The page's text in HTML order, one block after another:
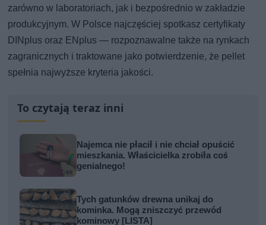
zarówno w laboratoriach, jak i bezpośrednio w zakładzie
produkcyjnym. W Polsce najczęściej spotkasz certyfikaty
DINplus oraz ENplus — rozpoznawalne także na rynkach
zagranicznych i traktowane jako potwierdzenie, że pellet
spełnia najwyższe kryteria jakości.
To czytają teraz inni
Najemca nie płacił i nie chciał opuścić
mieszkania. Właścicielka zrobiła coś
genialnego!
Tych gatunków drewna unikaj do
kominka. Mogą zniszczyć przewód
kominowy [LISTA]